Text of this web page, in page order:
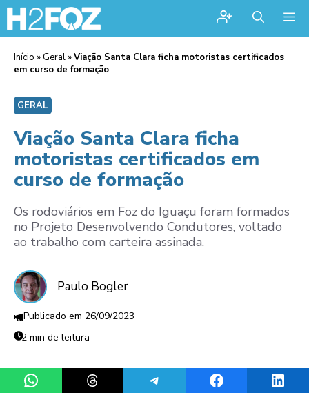
Início » Geral »Viação Santa Clara ficha motoristas certificados
em curso de formação
GERAL
Viação Santa Clara ficha
motoristas certificados em
curso de formação
Os rodoviários em Foz do Iguaçu foram formados
no Projeto Desenvolvendo Condutores, voltado
ao trabalho com carteira assinada.
Paulo Bogler
26/09/2023
2 min de leitura
Share on WhatsAppShare on ThreadsShare on TelegramShare on Facebook